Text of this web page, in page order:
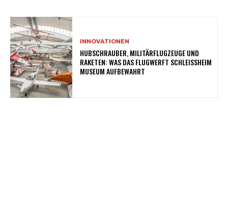
INNOVATIONEN
HUBSCHRAUBER, MILITÄRFLUGZEUGE UND
RAKETEN: WAS DAS FLUGWERFT SCHLEISSHEIM M
USEUM AUFBEWAHRT